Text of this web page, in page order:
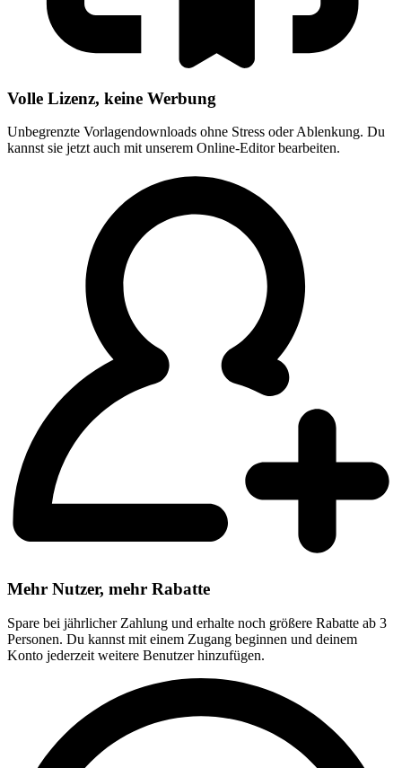
Volle Lizenz, keine Werbung
Unbegrenzte Vorlagendownloads ohne Stress oder Ablenkung. Du
kannst sie jetzt auch mit unserem Online-Editor bearbeiten.
Mehr Nutzer, mehr Rabatte
Spare bei jährlicher Zahlung und erhalte noch größere Rabatte ab 3
Personen. Du kannst mit einem Zugang beginnen und deinem
Konto jederzeit weitere Benutzer hinzufügen.